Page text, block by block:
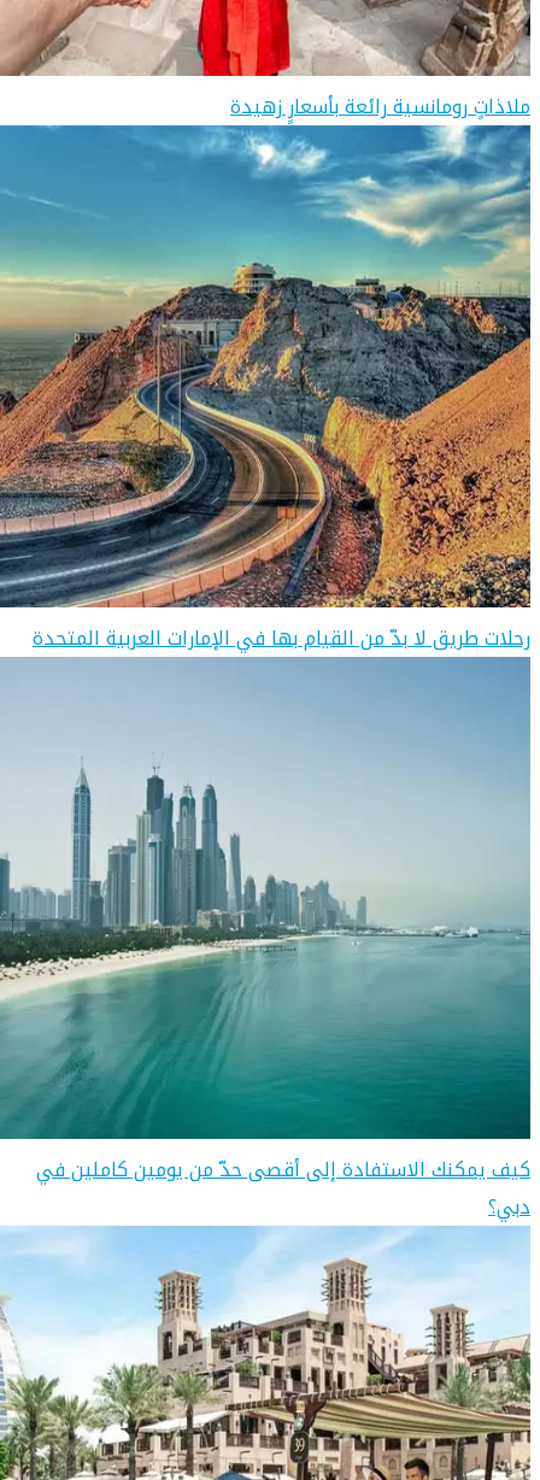
ملاذاتٍ رومانسية رائعة بأسعارٍ زهيدة
رحلات طريق لا بدّ من القيام بها في الإمارات العربية المتحدة
كيف يمكنك الاستفادة إلى أقصى حدّ من يومين كاملين في
دبي؟